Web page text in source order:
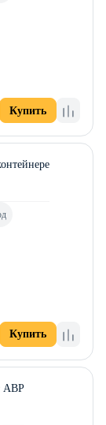
Купить
Купить
АВР